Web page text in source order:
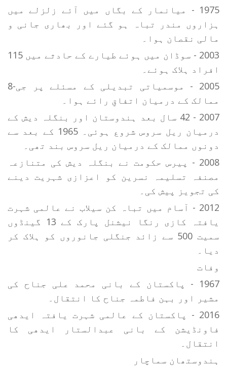
1975 - میانمار کے بگاں میں آئے زلزلے میں
ہزاروں مندر تباہ ہو گئے اور بھاری جانی و
مالی نقصان ہوا۔
2003 - سوڈان میں ہوئے طیارے کے حادثے میں 115
افراد ہلاک ہوئے۔
2005 - موسمیاتی تبدیلی کے مسئلے پر جی-8
ممالک کے درمیان اتفاقِ رائے ہوا۔
2007 - 42 سال بعد ہندوستان اور بنگلہ دیش کے
درمیان ریل سروس شروع ہوئی۔ 1965 کے بعد سے
دونوں ممالک کے درمیان ریل سروس بند تھی۔
2008 - پیرس حکومت نے بنگلہ دیش کی متنازعہ
مصنفہ تسلیمہ نسرین کو اعزازی شہریت دینے
کی تجویز پیش کی۔
2012 - آسام میں تباہ کن سیلاب نے عالمی شہرت
یافتہ کازی رنگا نیشنل پارک کے 13 گینڈوں
سمیت 500 سے زائد جنگلی جانوروں کو ہلاک کر
دیا۔
وفات
1967 - پاکستان کے بانی محمد علی جناح کی
مشیر اور بہن فاطمہ جناح کا انتقال۔
2016 - پاکستان کے عالمی شہرت یافتہ ایدھی
فاونڈیشن کے بانی عبدالستار ایدھی کا
انتقال۔
ہندوستھان سماچار